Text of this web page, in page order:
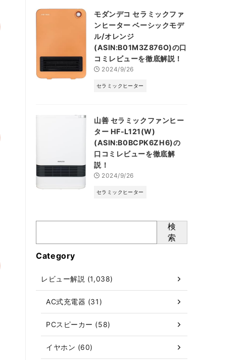
モダンデコ セラミックファ
ンヒーター ベーシックモデ
ル/オレンジ
(ASIN:B01M3Z876O)の口
コミレビューを徹底解説！
2024/9/26
セラミックヒーター
山善 セラミックファンヒー
ター HF-L121(W)
(ASIN:B0BCPK6ZH6)の
口コミレビューを徹底解
説！
2024/9/26
セラミックヒーター
検
索
Category
レビュー解説 (1,038)
AC式充電器 (31)
PCスピーカー (58)
イヤホン (60)